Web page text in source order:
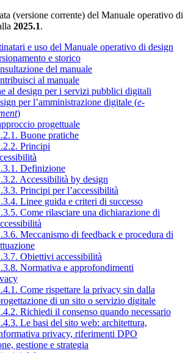
(versione corrente) del Manuale operativo di
2025.1.
e uso del Manuale operativo di design
e storico
del manuale
al manuale
al design per i servizi pubblici digitali
per l’amministrazione digitale (e-
)
progettuale
Buone pratiche
Principi
Definizione
Accessibilità by design
Principi per l’accessibilità
Linee guida e criteri di successo
Come rilasciare una dichiarazione di
Meccanismo di feedback e procedura di
Obiettivi accessibilità
Normativa e approfondimenti
Come rispettare la privacy sin dalla
di un sito o servizio digitale
Richiedi il consenso quando necessario
Le basi del sito web: architettura,
privacy, riferimenti DPO
gestione e strategia